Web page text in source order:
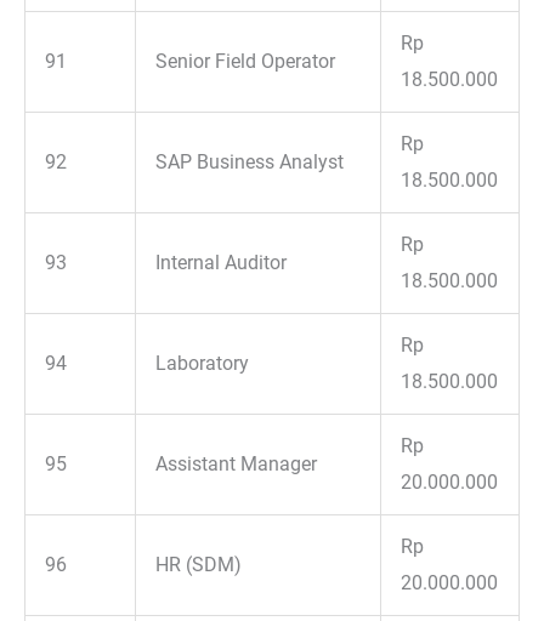
91 Senior Field Operator
Rp
18.500.000
92 SAP Business Analyst
Rp
18.500.000
93 Internal Auditor
Rp
18.500.000
94 Laboratory
Rp
18.500.000
95 Assistant Manager
Rp
20.000.000
96 HR (SDM)
Rp
20.000.000